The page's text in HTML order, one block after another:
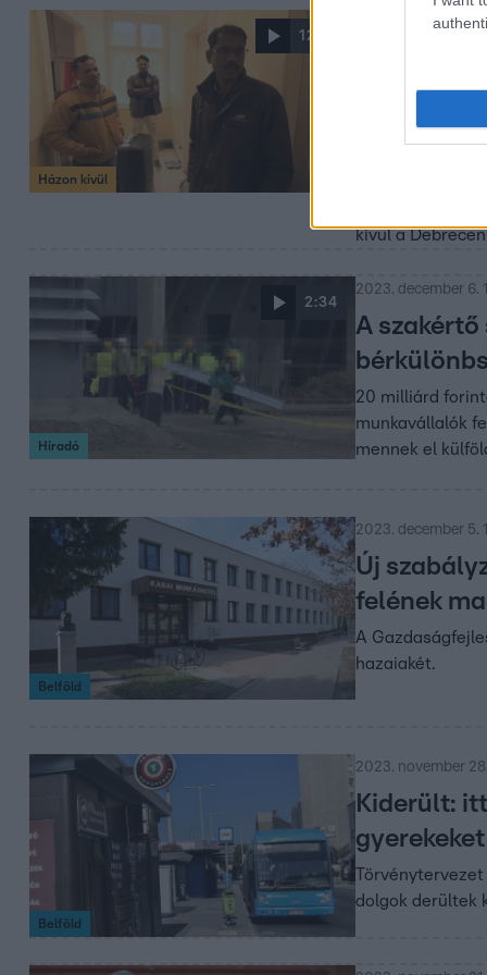
12:13
Házon kívül
2023. december
Megéri
Indiai
összesen 150-
probléma,
beleszólni.
kívül a
2:34
Híradó
2023. december 6.
A
20 milliárd
munkavállalók
mennek el
Belföld
2023. december 5.
Új
felének
A
hazaiakét.
Belföld
2023. november
Kiderült:
dolgok derültek